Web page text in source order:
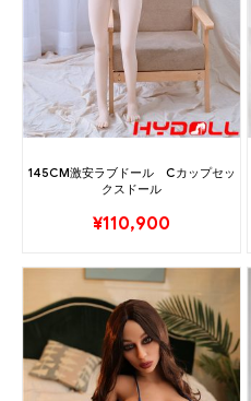
145CM激安ラブドール Cカップセッ
クスドール
¥110,900